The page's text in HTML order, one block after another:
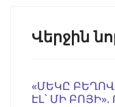
Վերջին
«ՄԵԿԸ
ԷԼ՝ ՄԻ